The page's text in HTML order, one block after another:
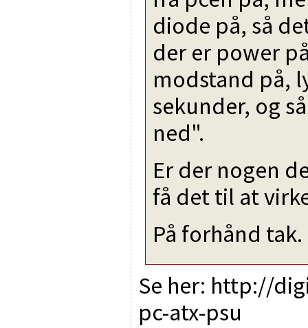
diode på, så
der er power
modstand på,
sekunder, og
ned".
Er der nogen
få det til at
På forhånd tak.
Se her: http://
pc-atx-psu